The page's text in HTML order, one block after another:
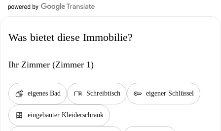
Was bietet diese Immobilie?
Ihr Zimmer (Zimmer 1)
soap eigenes Bad desk Schreibtisch key eigener Schlüssel
dresser eingebauter Kleiderschrank